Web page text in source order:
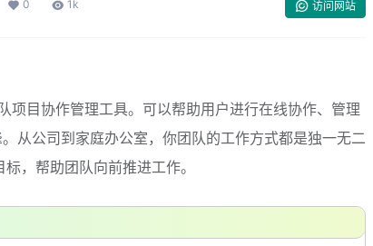
0 1k 访问网站
项目协作管理工具。可以帮助用户进行在线协作、管理
从公司到家庭办公室，你团队的工作方式都是独一无二
，帮助团队向前推进工作。